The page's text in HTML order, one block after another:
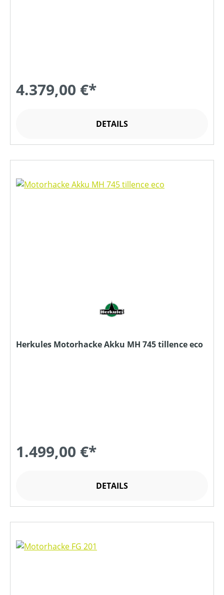
4.379,00 €*
DETAILS
Herkules Motorhacke Akku MH 745 tillence eco
1.499,00 €*
DETAILS